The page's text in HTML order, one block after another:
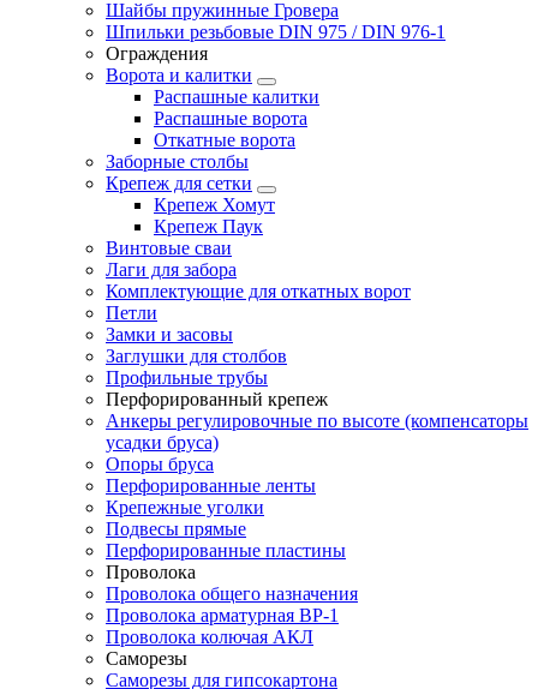
Шайбы пружинные Гровера
Шпильки резьбовые DIN 975 / DIN 976-1
Ограждения
Ворота и калитки
Распашные калитки
Распашные ворота
Откатные ворота
Заборные столбы
Крепеж для сетки
Крепеж Хомут
Крепеж Паук
Винтовые сваи
Лаги для забора
Комплектующие для откатных ворот
Петли
Замки и засовы
Заглушки для столбов
Профильные трубы
Перфорированный крепеж
Анкеры регулировочные по высоте (компенсаторы
усадки бруса)
Опоры бруса
Перфорированные ленты
Крепежные уголки
Подвесы прямые
Перфорированные пластины
Проволока
Проволока общего назначения
Проволока арматурная ВР-1
Проволока колючая АКЛ
Саморезы
Саморезы для гипсокартона